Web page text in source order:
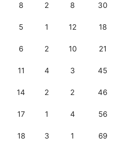
8 2 8 30
5 1 12 18
6 2 10 21
11 4 3 45
14 2 2 46
17 1 4 56
18 3 1 69